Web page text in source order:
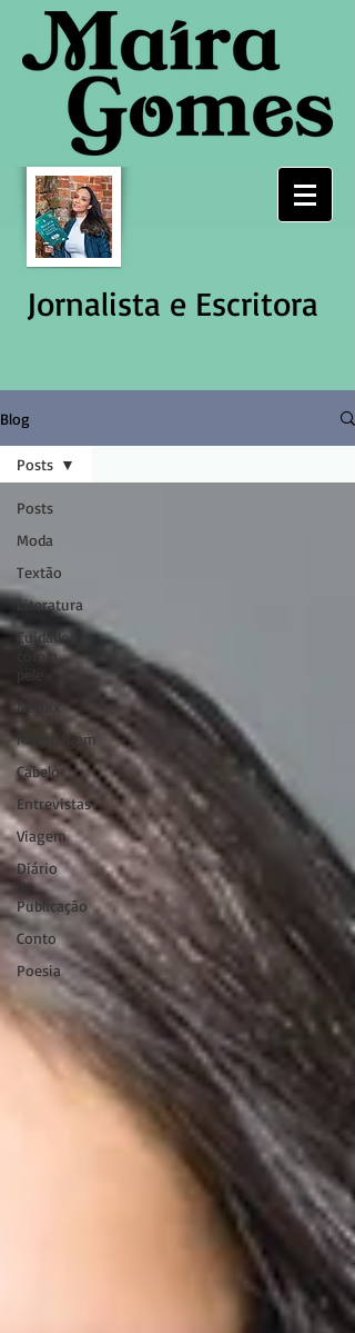
Jornalista e Escritora
Blog
Posts
Moda
Textão
Literatura
Cuidados
com a
Netflix
Maquiagem
Cabelo
Entrevistas
Viagem
Diário
de
Publicação
Conto
Poesia
Posts